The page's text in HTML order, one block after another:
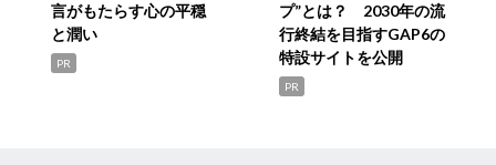
言がもたらす心の平穏
と潤い
PR
プ”とは？ 2030年の流
行終結を目指すGAP6の
特設サイトを公開
PR